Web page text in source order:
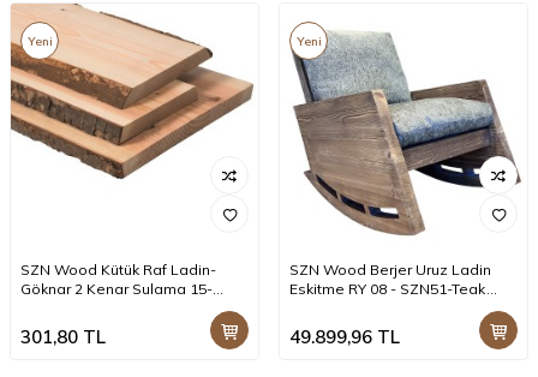
Yeni
SZN Wood Kütük Raf Ladin-
Göknar 2 Kenar Sulama 15-
301,80 TL
Yeni
SZN Wood Berjer Uruz Ladin
Eskitme RY 08 - SZN51-Teak
49.899,96 TL